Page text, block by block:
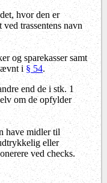
hvor den er
trassentens navn
og sparekasser samt
i § 54.
end de i stk. 1
om de opfylder
have midler til
eller
ved checks.